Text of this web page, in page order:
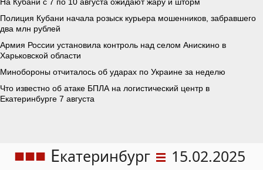
Екатеринбург 15.02.2025